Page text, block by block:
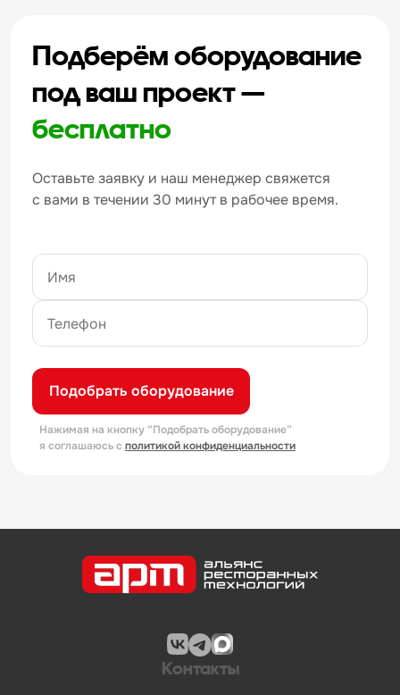
Подберём оборудование
под ваш проект —
бесплатно
Оставьте заявку и наш менеджер свяжется
с вами в течении 30 минут в рабочее время.
Подобрать оборудование
Нажимая на кнопку “Подобрать оборудование”
я соглашаюсь с политикой конфиденциальности
Контакты